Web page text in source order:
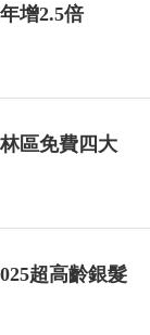
增2.5倍
區免費四大
超高齡銀髮